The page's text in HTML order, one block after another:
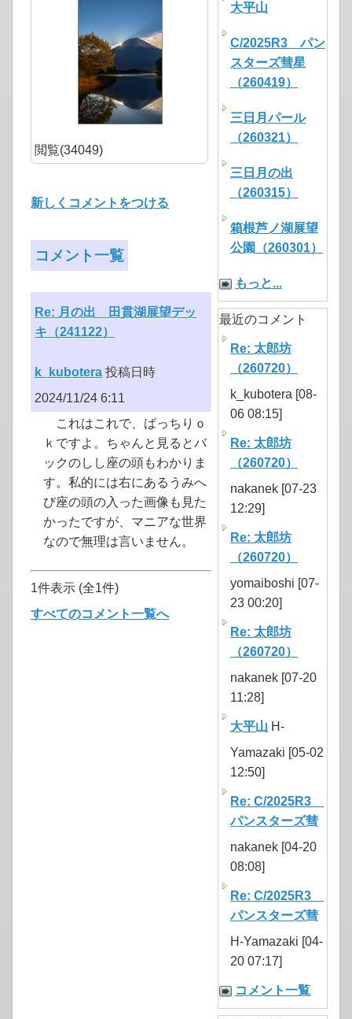
閲覧(34049)
新しくコメントをつける
コメント一覧
Re: 月の出 田貫湖展望デッ
キ（241122）
k_kubotera 投稿日時
2024/11/24 6:11
これはこれで、ばっちりｏ
ｋですよ。ちゃんと見るとバ
ックのしし座の頭もわかりま
す。私的には右にあるうみへ
び座の頭の入った画像も見た
かったですが、マニアな世界
なので無理は言いません。
1件表示 (全1件)
すべてのコメント一覧へ
大平山
C/2025R3 パン
スターズ彗星
（260419）
三日月パール
（260321）
三日月の出
（260315）
箱根芦ノ湖展望
公園（260301）
もっと...
最近のコメント
Re: 太郎坊
（260720）
k_kubotera [08-
06 08:15]
Re: 太郎坊
（260720）
nakanek [07-23
12:29]
Re: 太郎坊
（260720）
yomaiboshi [07-
23 00:20]
Re: 太郎坊
（260720）
nakanek [07-20
11:28]
大平山 H-
Yamazaki [05-02
12:50]
Re: C/2025R3
パンスターズ彗
nakanek [04-20
08:08]
Re: C/2025R3
パンスターズ彗
H-Yamazaki [04-
20 07:17]
コメント一覧